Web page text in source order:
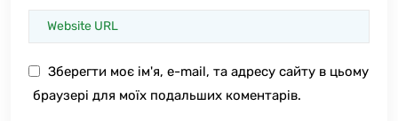
Зберегти моє ім'я, e-mail, та адресу сайту в цьому
браузері для моїх подальших коментарів.